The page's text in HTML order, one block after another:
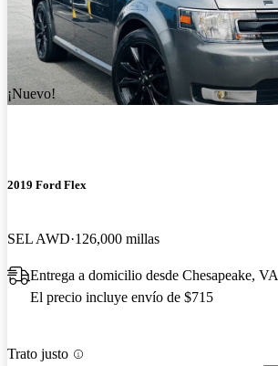
¡Nuevo!
2019 Ford Flex
SEL AWD 126,000 millas
Entrega a domicilio desde Chesapeake, VA
El precio incluye envío de $715
Trato justo